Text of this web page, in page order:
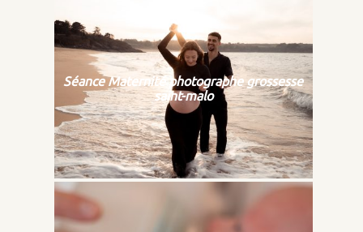
Séance Maternité photographe grossesse
saint-malo